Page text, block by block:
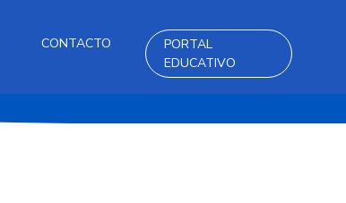
CONTACTO
PORTAL
EDUCATIVO